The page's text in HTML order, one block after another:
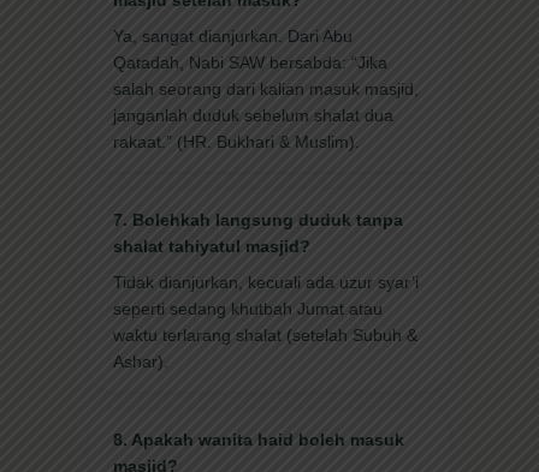
Ya, sangat dianjurkan. Dari Abu
Qatadah, Nabi SAW bersabda: “Jika
salah seorang dari kalian masuk masjid,
janganlah duduk sebelum shalat dua
rakaat.” (HR. Bukhari & Muslim).
7. Bolehkah langsung duduk tanpa
shalat tahiyatul masjid?
Tidak dianjurkan, kecuali ada uzur syar’i
seperti sedang khutbah Jumat atau
waktu terlarang shalat (setelah Subuh &
Ashar).
8. Apakah wanita haid boleh masuk
masjid?